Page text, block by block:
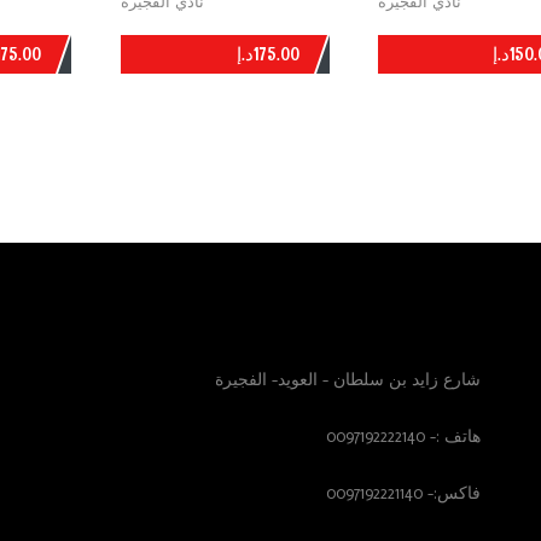
175.00د.إ
د.إ
شارع زايد بن سلطان – العويد- الفجيرة
هاتف :- 0097192222140
فاكس:- 0097192221140